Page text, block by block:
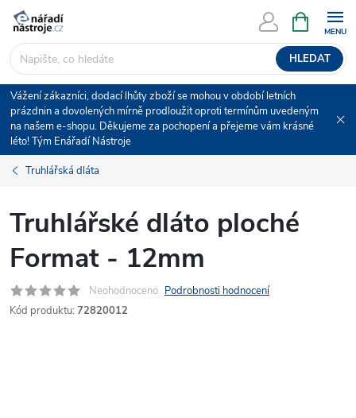
Přejít
obsah
HLEDAT
NÁKUPNÍ
KOŠÍK
Vážení zákazníci, dodací lhůty zboží se mohou v období letních
prázdnin a dovolených mírně prodloužit oproti termínům uvedeným
na našem e-shopu. Děkujeme za pochopení a přejeme vám krásné
léto! Tým Enářadí Nástroje
Truhlářská dláta
Truhlářské dláto ploché
Format - 12mm
Neohodnoceno Podrobnosti hodnocení
Kód produktu: 72820012